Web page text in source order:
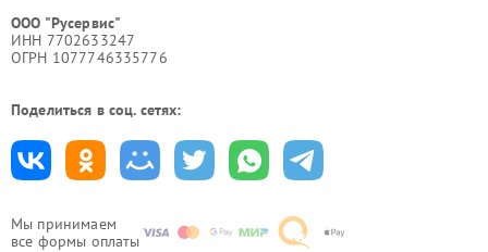
Мы принимаем
все формы оплаты
ООО "Русервис"
ИНН 7702633247
ОГРН 1077746335776
Поделиться в соц. сетях: